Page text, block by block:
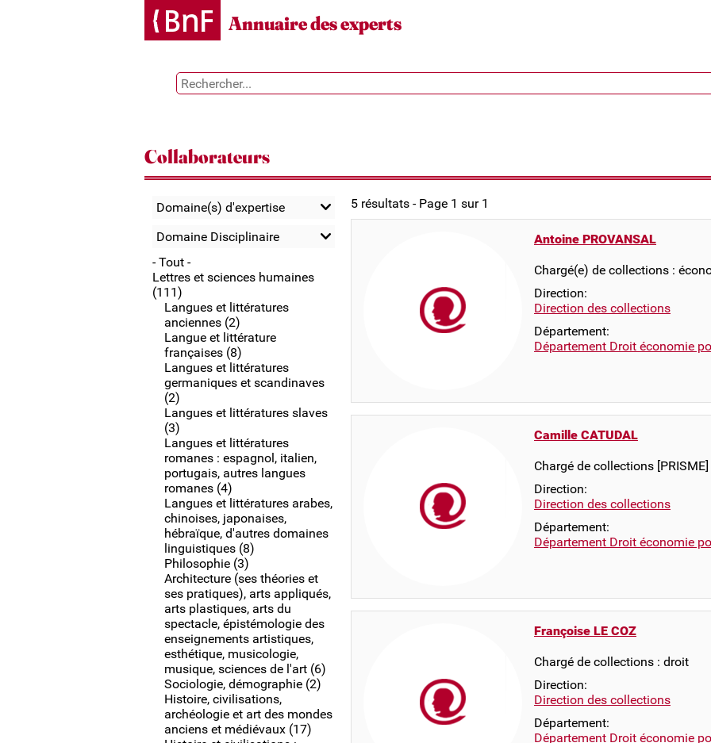
Annuaire des experts
Collaborateurs
Domaine(s) d'expertise
Domaine Disciplinaire
- Tout -
Lettres et sciences humaines
(111)
Langues et littératures
anciennes (2)
Langue et littérature
françaises (8)
Langues et littératures
germaniques et scandinaves
(2)
Langues et littératures slaves
(3)
Langues et littératures
romanes : espagnol, italien,
portugais, autres langues
romanes (4)
Langues et littératures arabes,
chinoises, japonaises,
hébraïque, d'autres domaines
linguistiques (8)
Philosophie (3)
Architecture (ses théories et
ses pratiques), arts appliqués,
arts plastiques, arts du
spectacle, épistémologie des
enseignements artistiques,
esthétique, musicologie,
musique, sciences de l'art (6)
Sociologie, démographie (2)
Histoire, civilisations,
archéologie et art des mondes
anciens et médiévaux (17)
5 résultats - Page 1 sur 1
Antoine PROVANSAL
Chargé(e) de collections :
Direction:
Direction des collections
Département:
Département Droit économie
Camille CATUDAL
Chargé de collections [PRISME]
Direction:
Direction des collections
Département:
Département Droit économie
Françoise LE COZ
Chargé de collections : droit
Direction:
Direction des collections
Département:
Département Droit économie